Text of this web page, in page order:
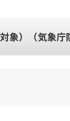
象）（気象庁